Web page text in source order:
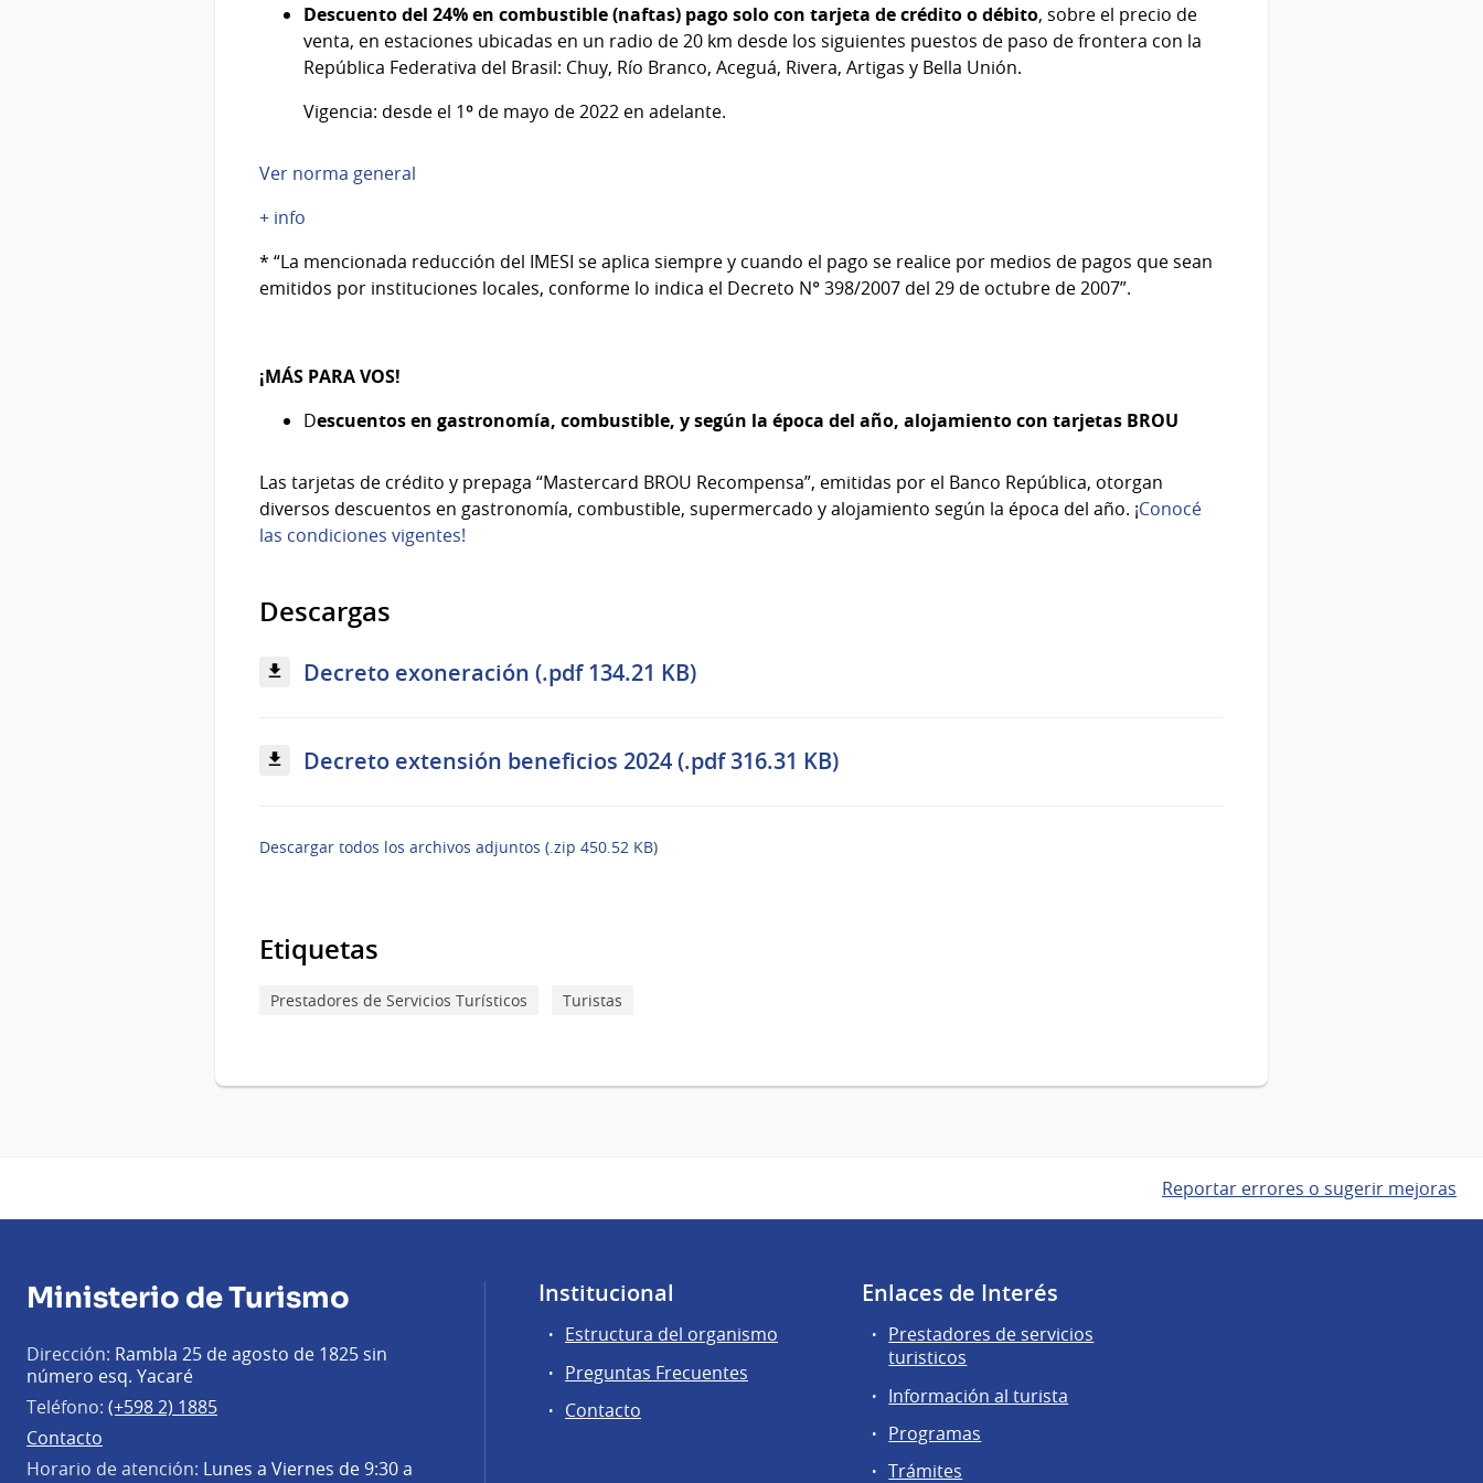
Descuento del 24% en combustible (naftas) pago solo con tarjeta de crédito o débito, sobre el precio de
venta, en estaciones ubicadas en un radio de 20 km desde los siguientes puestos de paso de frontera con la
República Federativa del Brasil: Chuy, Río Branco, Aceguá, Rivera, Artigas y Bella Unión.
Vigencia: desde el 1º de mayo de 2022 en adelante.
Ver norma general
+ info
* “La mencionada reducción del IMESI se aplica siempre y cuando el pago se realice por medios de pagos que sean
emitidos por instituciones locales, conforme lo indica el Decreto N° 398/2007 del 29 de octubre de 2007”.
¡MÁS PARA VOS!
Descuentos en gastronomía, combustible, y según la época del año, alojamiento con tarjetas BROU
Las tarjetas de crédito y prepaga “Mastercard BROU Recompensa”, emitidas por el Banco República, otorgan
diversos descuentos en gastronomía, combustible, supermercado y alojamiento según la época del año. ¡Conocé
las condiciones vigentes!
Descargas
Decreto exoneración (.pdf 134.21 KB)
Decreto extensión beneficios 2024 (.pdf 316.31 KB)
Descargar todos los archivos adjuntos (.zip 450.52 KB)
Etiquetas
Prestadores de Servicios Turísticos Turistas
Reportar errores o sugerir mejoras
Ministerio de Turismo
Dirección: Rambla 25 de agosto de 1825 sin
número esq. Yacaré
Teléfono: (+598 2) 1885
Contacto
Horario de atención: Lunes a Viernes de 9:30 a
Institucional
Estructura del organismo
Preguntas Frecuentes
Contacto
Enlaces de Interés
Prestadores de servicios
turisticos
Información al turista
Programas
Trámites